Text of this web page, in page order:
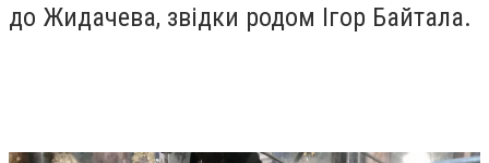
до Жидачева, звідки родом Ігор Байтала.